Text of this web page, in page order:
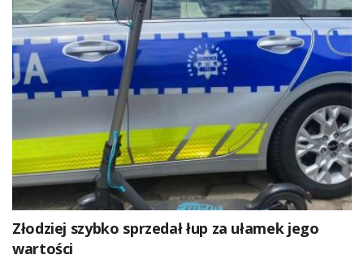
Złodziej szybko sprzedał łup za ułamek jego
wartości